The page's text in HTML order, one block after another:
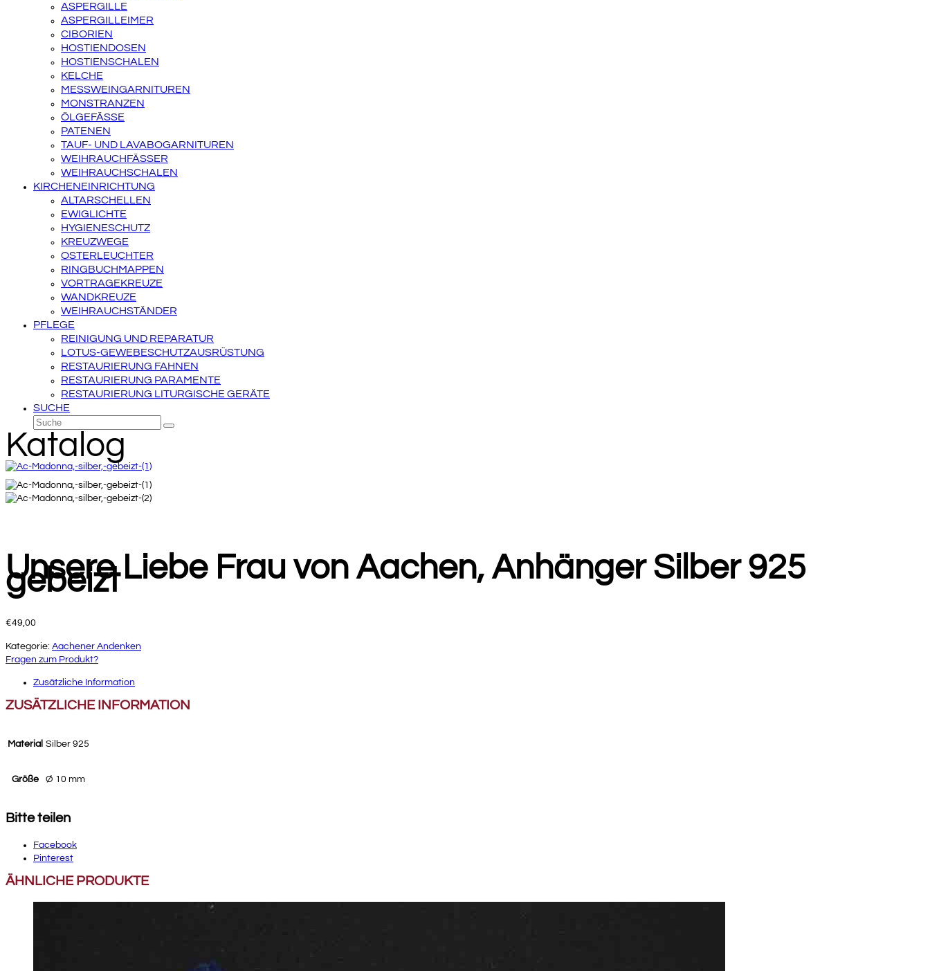
ASPERGILLE
ASPERGILLEIMER
CIBORIEN
HOSTIENDOSEN
HOSTIENSCHALEN
KELCHE
MESSWEINGARNITUREN
MONSTRANZEN
ÖLGEFÄSSE
PATENEN
TAUF- UND LAVABOGARNITUREN
WEIHRAUCHFÄSSER
WEIHRAUCHSCHALEN
KIRCHENEINRICHTUNG
ALTARSCHELLEN
EWIGLICHTE
HYGIENESCHUTZ
KREUZWEGE
OSTERLEUCHTER
RINGBUCHMAPPEN
VORTRAGEKREUZE
WANDKREUZE
WEIHRAUCHSTÄNDER
PFLEGE
REINIGUNG UND REPARATUR
LOTUS-GEWEBESCHUTZAUSRÜSTUNG
RESTAURIERUNG FAHNEN
RESTAURIERUNG PARAMENTE
RESTAURIERUNG LITURGISCHE GERÄTE
SUCHE
Suche
Senden
Katalog
Unsere Liebe Frau von Aachen, Anhänger Silber 925
gebeizt
€49,00
Kategorie: Aachener Andenken
Fragen zum Produkt?
Zusätzliche Information
ZUSÄTZLICHE INFORMATION
Material Silber 925
Größe Ø 10 mm
Bitte teilen
Facebook
Pinterest
ÄHNLICHE PRODUKTE